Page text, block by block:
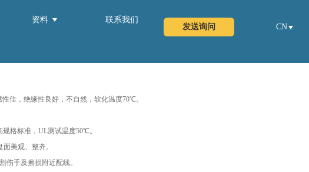
资料
联系我们
发送询问
CN
佳，绝缘性良好，不自然，软化温度70℃。
格标准，UL测试温度50℃。
美观、整齐。
伤手及擦损附近配线。